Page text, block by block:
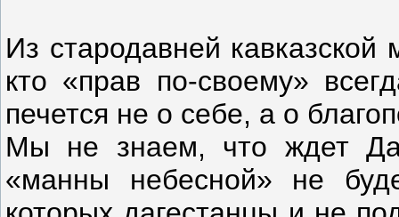
Из стародавней
кто «прав по-своему»
печется не о себе, а о
Мы не знаем, что ждет
«манны небесной» не